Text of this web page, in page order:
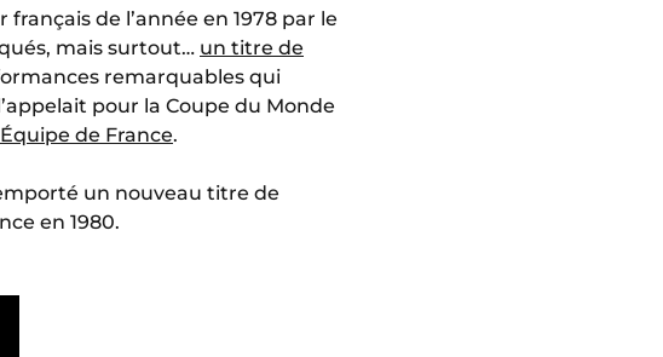
de l’année en 1978 par le
mais surtout… un titre de
remarquables qui
pour la Coupe du Monde
de France.
un nouveau titre de
en 1980.